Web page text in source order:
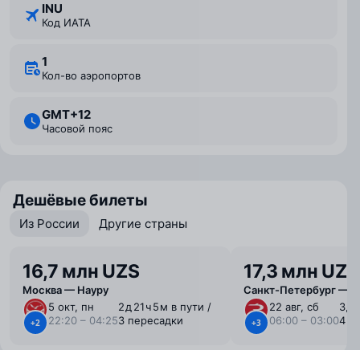
INU
Код ИАТА
1
Кол-во аэропортов
GMT+12
Часовой пояс
Дешёвые билеты
Из России Другие страны
16,7 млн UZS
Москва — Науру
+2
5 окт, пн
22:20 – 04:25
2 ⁠д 21 ⁠ч 5 ⁠м в пути /
3 пересадки
17,3 млн UZS
Санкт-Петербург —
+3
22 авг, сб
06:00 – 03:00
3 ⁠д
4